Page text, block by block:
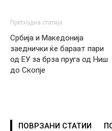
Претходна статија
Србија и Македонија
заеднички ќе бараат пари
од ЕУ за брза пруга од Ниш
до Скопје
ПОВРЗАНИ СТАТИИ